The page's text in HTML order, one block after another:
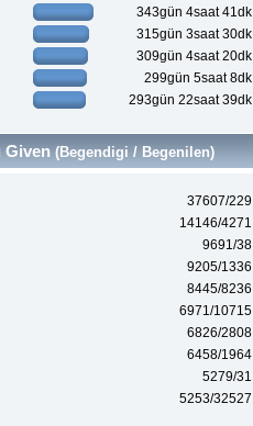
343gün 4saat 41dk
315gün 3saat 30dk
309gün 4saat 20dk
299gün 5saat 8dk
293gün 22saat 39dk
Given(Begendigi / Begenilen)
37607/229
14146/4271
9691/38
9205/1336
8445/8236
6971/10715
6826/2808
6458/1964
5279/31
5253/32527